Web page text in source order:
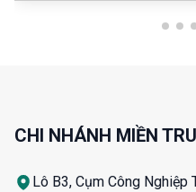
CHI NHÁNH MIỀN
Lô B3, Cụm Công Nghiệp